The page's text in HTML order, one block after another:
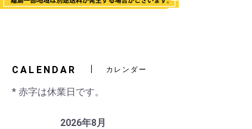
CALENDAR カレンダー
* 赤字は休業日です。
2026年8月